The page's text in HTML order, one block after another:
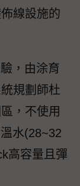
線設施的
，由涂育
規劃師杜
，不使用
水(28~32
高容量且彈